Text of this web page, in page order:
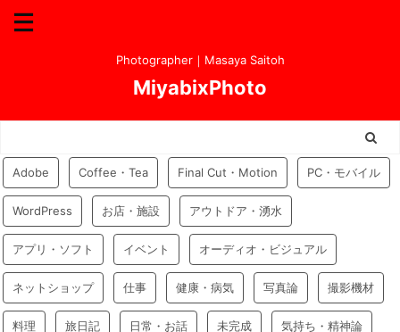
Photographer｜Masaya Saitoh
MiyabixPhoto
Adobe Coffee・Tea Final Cut・Motion PC・モバイル
WordPress お店・施設 アウトドア・湧水
アプリ・ソフト イベント オーディオ・ビジュアル
ネットショップ 仕事 健康・病気 写真論 撮影機材
料理 旅日記 日常・お話 未完成 気持ち・精神論